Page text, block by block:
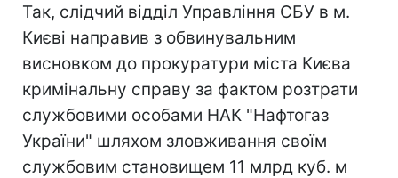
Так, слідчий відділ Управління СБУ в м.
Києві направив з обвинувальним
висновком до прокуратури міста Києва
кримінальну справу за фактом розтрати
службовими особами НАК "Нафтогаз
України" шляхом зловживання своїм
службовим становищем 11 млрд куб. м